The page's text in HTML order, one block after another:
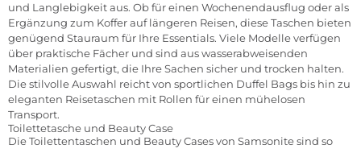
und Langlebigkeit aus. Ob für einen Wochenendausflug oder als
Ergänzung zum Koffer auf längeren Reisen, diese Taschen bieten
genügend Stauraum für Ihre Essentials. Viele Modelle verfügen
über praktische Fächer und sind aus wasserabweisenden
Materialien gefertigt, die Ihre Sachen sicher und trocken halten.
Die stilvolle Auswahl reicht von sportlichen Duffel Bags bis hin zu
eleganten Reisetaschen mit Rollen für einen mühelosen
Transport.
Toilettetasche und Beauty Case
Die Toilettentaschen und Beauty Cases von Samsonite sind so